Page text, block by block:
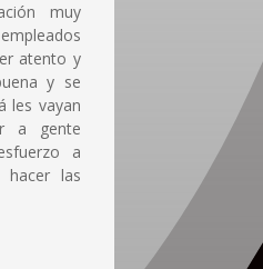
muy
atento y
y se
les vayan
a gente
a
las